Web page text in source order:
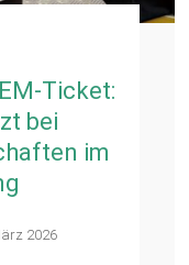
Ticket:
bei
im
2026